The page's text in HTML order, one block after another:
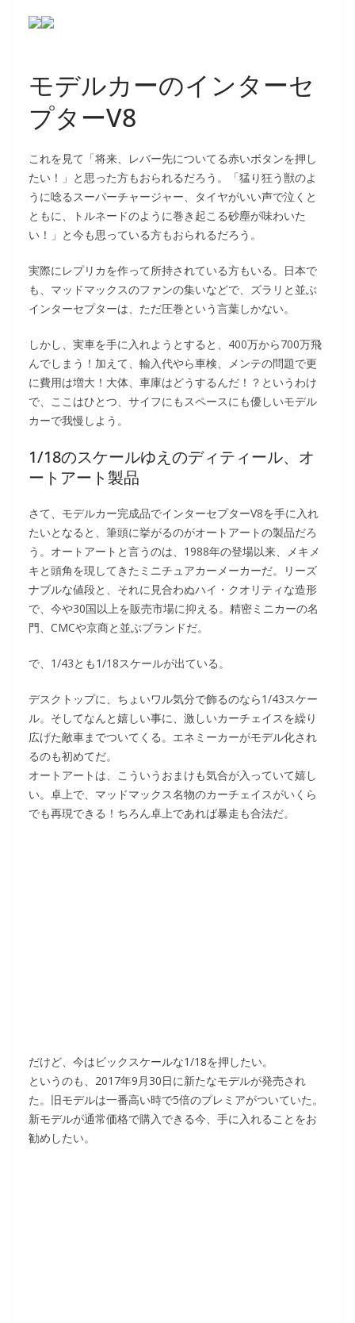
モデルカーのインターセ
プターV8
これを見て「将来、レバー先についてる赤いボタンを押し
たい！」と思った方もおられるだろう。「猛り狂う獣のよ
うに唸るスーパーチャージャー、タイヤがいい声で泣くと
ともに、トルネードのように巻き起こる砂塵が味わいた
い！」と今も思っている方もおられるだろう。
実際にレプリカを作って所持されている方もいる。日本で
も、マッドマックスのファンの集いなどで、ズラリと並ぶ
インターセプターは、ただ圧巻という言葉しかない。
しかし、実車を手に入れようとすると、400万から700万飛
んでしまう！加えて、輸入代やら車検、メンテの問題で更
に費用は増大！大体、車庫はどうするんだ！？というわけ
で、ここはひとつ、サイフにもスペースにも優しいモデル
カーで我慢しよう。
1/18のスケールゆえのディティール、オ
ートアート製品
さて、モデルカー完成品でインターセプターV8を手に入れ
たいとなると、筆頭に挙がるのがオートアートの製品だろ
う。オートアートと言うのは、1988年の登場以来、メキメ
キと頭角を現してきたミニチュアカーメーカーだ。リーズ
ナブルな値段と、それに見合わぬハイ・クオリティな造形
で、今や30国以上を販売市場に抑える。精密ミニカーの名
門、CMCや京商と並ぶブランドだ。
で、1/43とも1/18スケールが出ている。
デスクトップに、ちょいワル気分で飾るのなら1/43スケー
ル。そしてなんと嬉しい事に、激しいカーチェイスを繰り
広げた敵車までついてくる。エネミーカーがモデル化され
るのも初めてだ。
オートアートは、こういうおまけも気合が入っていて嬉し
い。卓上で、マッドマックス名物のカーチェイスがいくら
でも再現できる！ちろん卓上であれば暴走も合法だ。
だけど、今はビックスケールな1/18を押したい。
というのも、2017年9月30日に新たなモデルが発売され
た。旧モデルは一番高い時で5倍のプレミアがついていた。
新モデルが通常価格で購入できる今、手に入れることをお
勧めしたい。